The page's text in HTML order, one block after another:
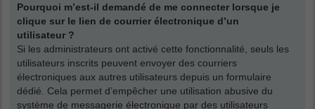
Pourquoi m’est-il demandé de me connecter lorsque je
clique sur le lien de courrier électronique d’un
utilisateur ?
Si les administrateurs ont activé cette fonctionnalité, seuls les
utilisateurs inscrits peuvent envoyer des courriers
électroniques aux autres utilisateurs depuis un formulaire
dédié. Cela permet d’empêcher une utilisation abusive du
système de messagerie électronique par des utilisateurs